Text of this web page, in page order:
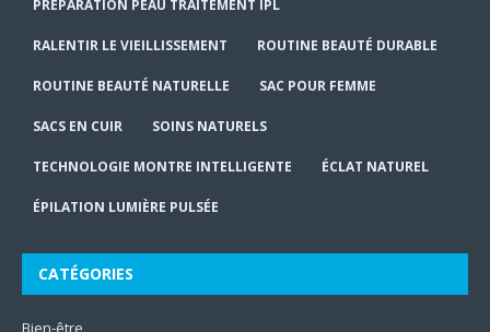
PRÉPARATION PEAU TRAITEMENT IPL
RALENTIR LE VIEILLISSEMENT ROUTINE BEAUTÉ DURABLE
ROUTINE BEAUTÉ NATURELLE SAC POUR FEMME
SACS EN CUIR SOINS NATURELS
TECHNOLOGIE MONTRE INTELLIGENTE ÉCLAT NATUREL
ÉPILATION LUMIÈRE PULSÉE
CATÉGORIES
Bien-être